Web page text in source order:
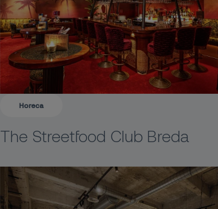
Horeca
The Streetfood Club Breda